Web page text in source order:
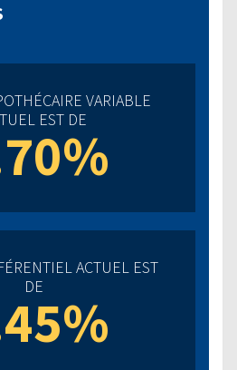
VARIABLE
EST DE
ACTUEL EST
DE